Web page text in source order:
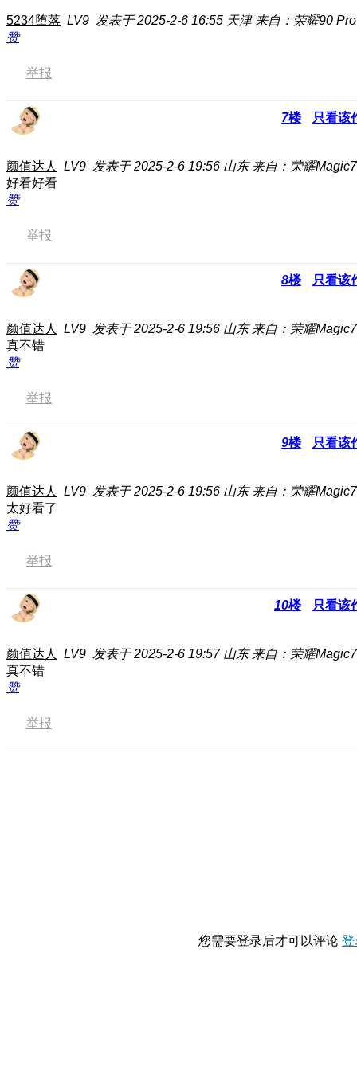
5234堕落 LV9 发表于 2025-2-6 16:55 天津 来自：荣耀90
赞
举报
7楼 只看该
颜值达人 LV9 发表于 2025-2-6 19:56 山东 来自：荣耀
好看好看
赞
举报
8楼 只看该
颜值达人 LV9 发表于 2025-2-6 19:56 山东 来自：荣耀
真不错
赞
举报
9楼 只看该
颜值达人 LV9 发表于 2025-2-6 19:56 山东 来自：荣耀
太好看了
赞
举报
10楼 只看该
颜值达人 LV9 发表于 2025-2-6 19:57 山东 来自：荣耀
真不错
赞
举报
您需要登录后才可以评论 登